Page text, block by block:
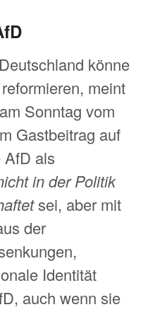
könne
meint
Sonntag vom
Gastbeitrag auf
AfD als
in der Politik
sei, aber mit
der
Identität
auch wenn sie